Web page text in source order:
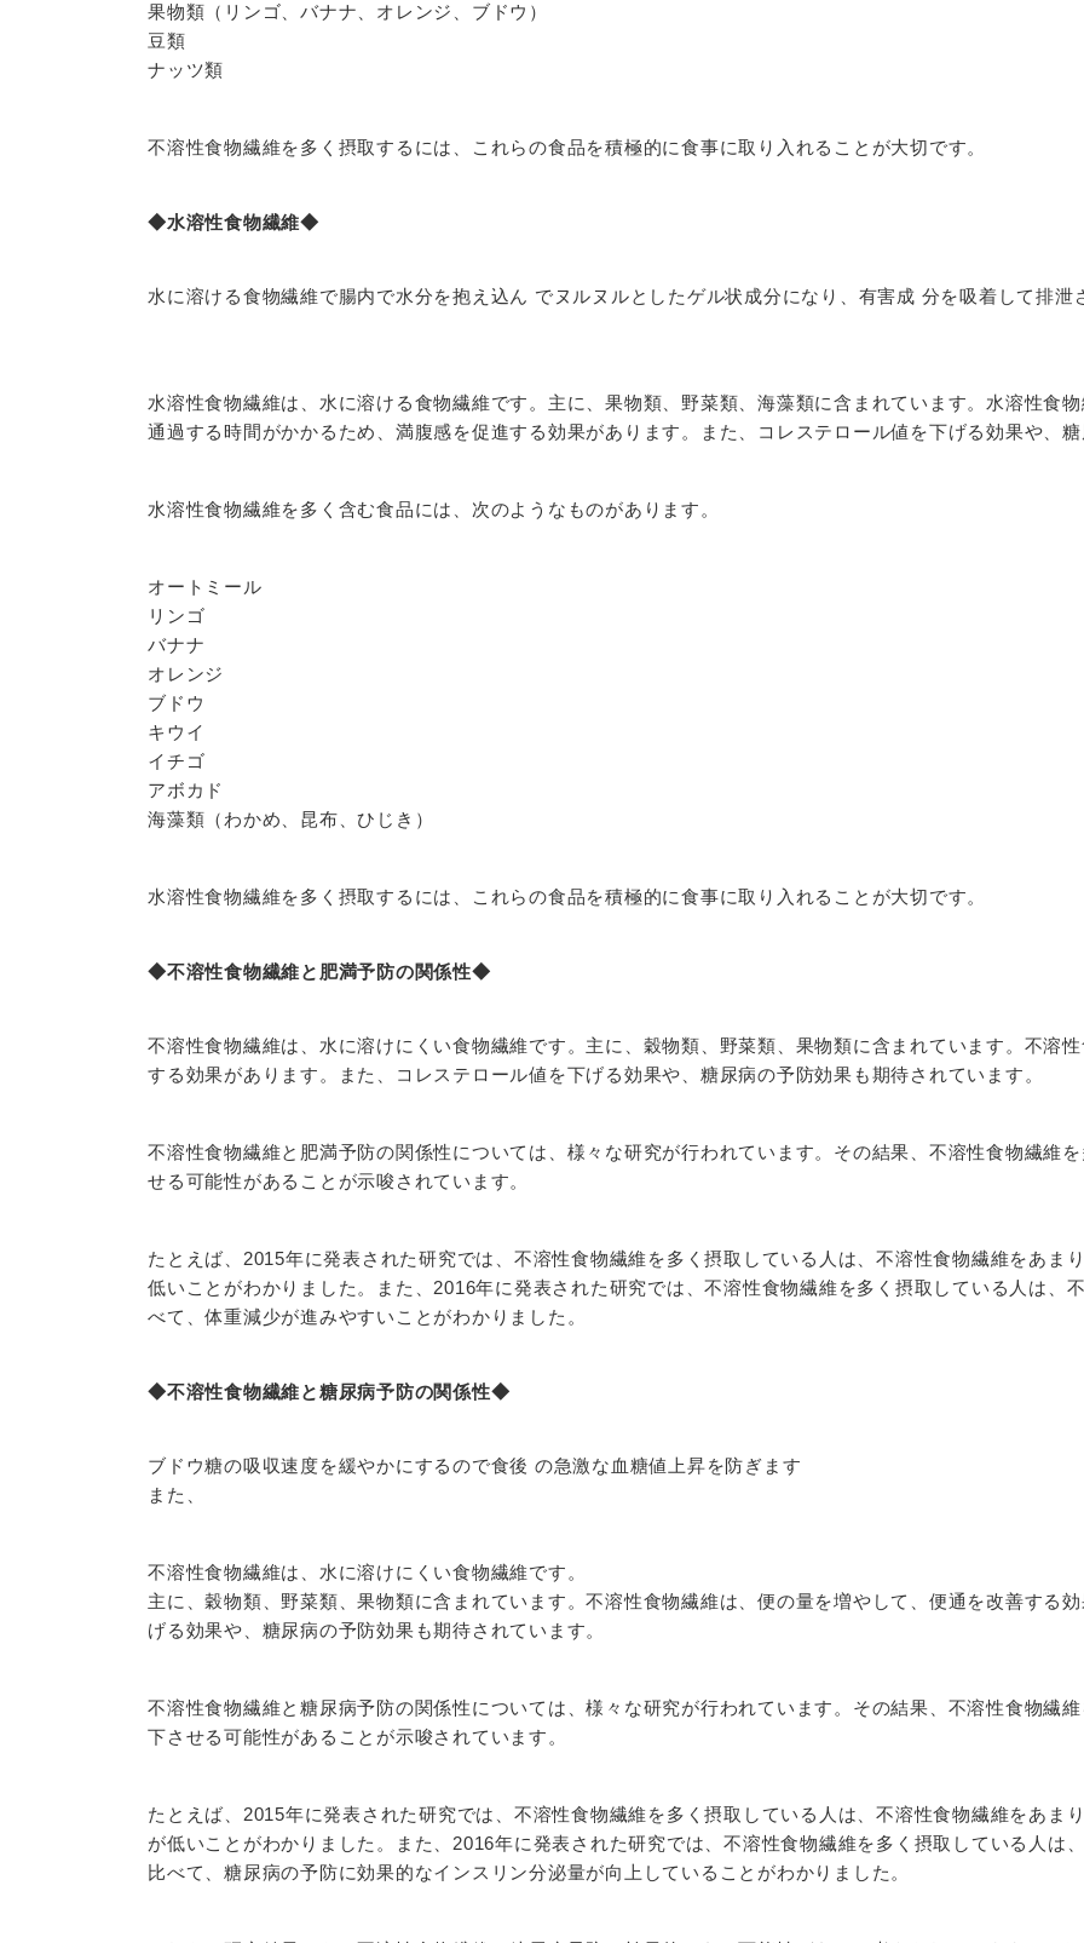
果物類（リンゴ、バナナ、オレンジ、ブドウ）
豆類
ナッツ類
不溶性食物繊維を多く摂取するには、これらの食品を積極的に食事に取り入れることが大切です。
◆水溶性食物繊維◆
水に溶ける食物繊維で腸内で水分を抱え込ん でヌルヌルとしたゲル状成分になり、有害成 分を吸着して排泄
水溶性食物繊維は、水に溶ける食物繊維です。主に、果物類、野菜類、海藻類に含まれています。水溶性食
通過する時間がかかるため、満腹感を促進する効果があります。また、コレステロール値を下げる効果や、
水溶性食物繊維を多く含む食品には、次のようなものがあります。
オートミール
リンゴ
バナナ
オレンジ
ブドウ
キウイ
イチゴ
アボカド
海藻類（わかめ、昆布、ひじき）
水溶性食物繊維を多く摂取するには、これらの食品を積極的に食事に取り入れることが大切です。
◆不溶性食物繊維と肥満予防の関係性◆
不溶性食物繊維は、水に溶けにくい食物繊維です。主に、穀物類、野菜類、果物類に含まれています。不溶
する効果があります。また、コレステロール値を下げる効果や、糖尿病の予防効果も期待されています。
不溶性食物繊維と肥満予防の関係性については、様々な研究が行われています。その結果、不溶性食物繊維
せる可能性があることが示唆されています。
たとえば、2015年に発表された研究では、不溶性食物繊維を多く摂取している人は、不溶性食物繊維をあま
低いことがわかりました。また、2016年に発表された研究では、不溶性食物繊維を多く摂取している人は、
べて、体重減少が進みやすいことがわかりました。
◆不溶性食物繊維と糖尿病予防の関係性◆
ブドウ糖の吸収速度を緩やかにするので食後 の急激な血糖値上昇を防ぎます
また、
不溶性食物繊維は、水に溶けにくい食物繊維です。
主に、穀物類、野菜類、果物類に含まれています。不溶性食物繊維は、便の量を増やして、便通を改善する
げる効果や、糖尿病の予防効果も期待されています。
不溶性食物繊維と糖尿病予防の関係性については、様々な研究が行われています。その結果、不溶性食物繊
下させる可能性があることが示唆されています。
たとえば、2015年に発表された研究では、不溶性食物繊維を多く摂取している人は、不溶性食物繊維をあま
が低いことがわかりました。また、2016年に発表された研究では、不溶性食物繊維を多く摂取している人は
比べて、糖尿病の予防に効果的なインスリン分泌量が向上していることがわかりました。